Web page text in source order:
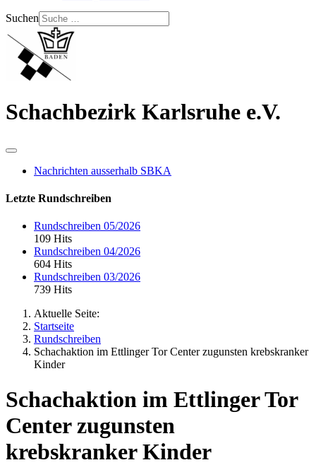
Suchen
Schachbezirk Karlsruhe e.V.
Nachrichten ausserhalb SBKA
Letzte Rundschreiben
Rundschreiben 05/2026
109 Hits
Rundschreiben 04/2026
604 Hits
Rundschreiben 03/2026
739 Hits
Aktuelle Seite:
Startseite
Rundschreiben
Schachaktion im Ettlinger Tor Center zugunsten krebskranker
Kinder
Schachaktion im Ettlinger Tor
Center zugunsten
krebskranker Kinder